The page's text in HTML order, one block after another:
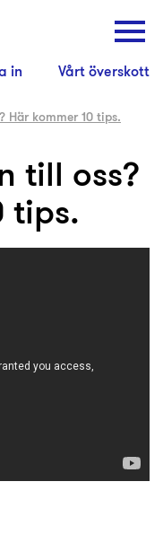
in Vårt överskott
kommer 10 tips.
till oss?
tips.